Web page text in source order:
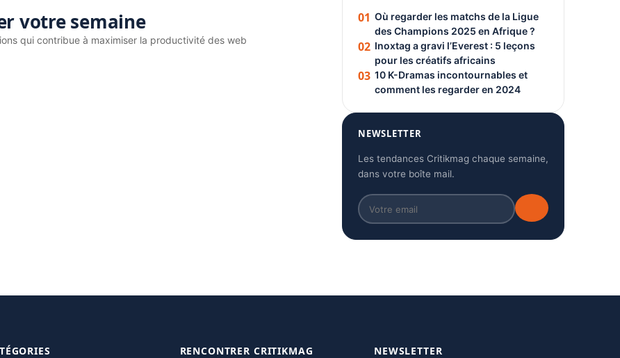
votre semaine
qui contribue à maximiser la productivité des web
01 Où regarder les matchs de la Ligue
des Champions 2025 en Afrique ?
02 Inoxtag a gravi l’Everest : 5 leçons
pour les créatifs africains
03 10 K-Dramas incontournables et
comment les regarder en 2024
NEWSLETTER
Les tendances Critikmag chaque semaine,
dans votre boîte mail.
RENCONTRER CRITIKMAG NEWSLETTER